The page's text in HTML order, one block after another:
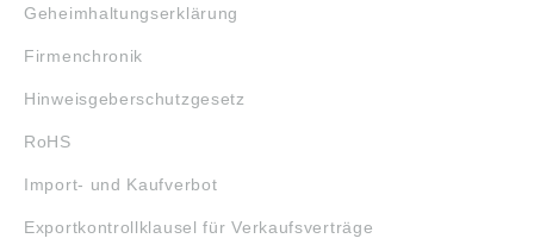
Geheimhaltungserklärung
Firmenchronik
Hinweisgeberschutzgesetz
RoHS
Import- und Kaufverbot
Exportkontrollklausel für Verkaufsverträge